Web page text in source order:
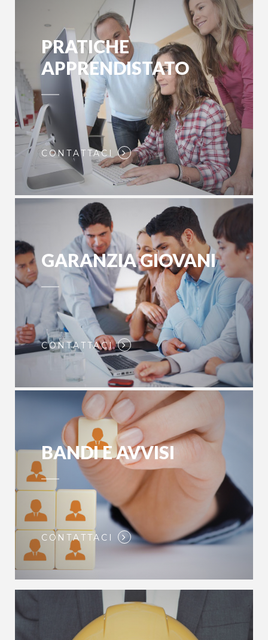
PRATICHE
APPRENDISTATO
CONTATTACI
GARANZIA GIOVANI
CONTATTACI
BANDI E AVVISI
CONTATTACI